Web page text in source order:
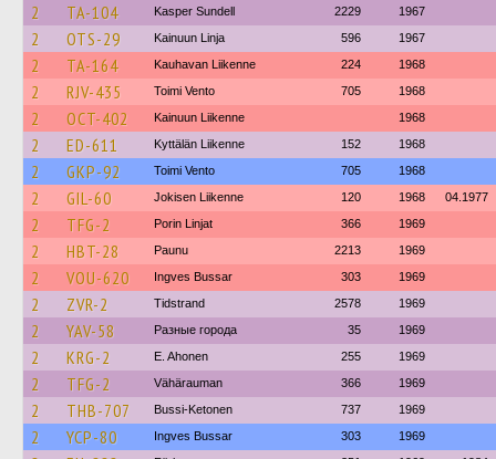
2 TA-104 Kasper Sundell 2229 1967
2 OTS-29 Kainuun Linja 596 1967
2 TA-164 Kauhavan Liikenne 224 1968
2 RJV-435 Toimi Vento 705 1968
2 OCT-402 Kainuun Liikenne 1968
2 ED-611 Kyttälän Liikenne 152 1968
2 GKP-92 Toimi Vento 705 1968
2 GIL-60 Jokisen Liikenne 120 1968 04.1977
2 TFG-2 Porin Linjat 366 1969
2 HBT-28 Paunu 2213 1969
2 VOU-620 Ingves Bussar 303 1969
2 ZVR-2 Tidstrand 2578 1969
2 YAV-58 Разные города 35 1969
2 KRG-2 E. Ahonen 255 1969
2 TFG-2 Vähärauman 366 1969
2 THB-707 Bussi-Ketonen 737 1969
2 YCP-80 Ingves Bussar 303 1969